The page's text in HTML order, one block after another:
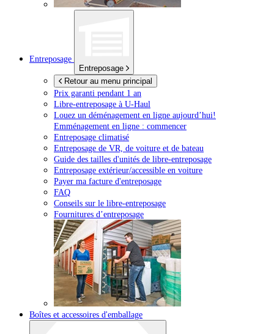
Entreposage
Entreposage
Retour au menu principal
Prix garanti pendant 1 an
Libre-entreposage à U-Haul
Louez un déménagement en ligne aujourd’hui!
Emménagement en ligne : commencer
Entreposage climatisé
Entreposage de VR, de voiture et de bateau
Guide des tailles d'unités de libre-entreposage
Entreposage extérieur/accessible en voiture
Payer ma facture d'entreposage
FAQ
Conseils sur le libre-entreposage
Fournitures d’entreposage
Boîtes et accessoires d'emballage